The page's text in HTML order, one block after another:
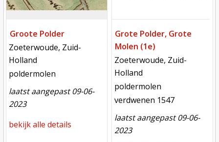
Groote Polder
locatie
Zoeterwoude, Zuid-
Holland
functie
poldermolen
laatst aangepast 09-06-
2023
bekijk alle details
Grote Polder, Grote
Molen (1e)
locatie
Zoeterwoude, Zuid-
Holland
functie
poldermolen
verdwenen
verdwenen 1547
laatst aangepast 09-06-
2023